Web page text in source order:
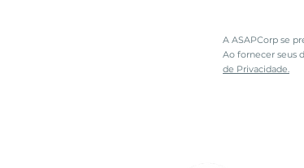
A ASAPCorp se
Ao fornecer seus
de Privacidade.